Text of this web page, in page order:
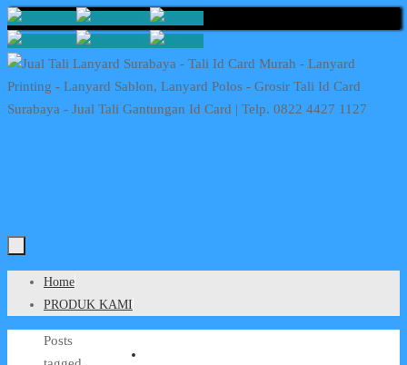
Skip
to
content
Skip
Home
PRODUK KAMI
Home
Posts